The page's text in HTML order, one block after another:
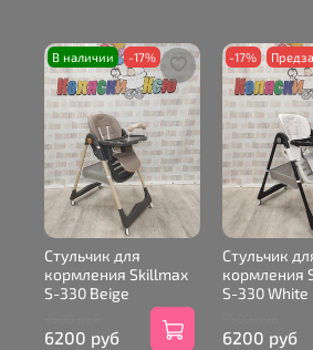
В наличии -17%
Стульчик для
кормления Skillmax
S-330 Beige
6200 руб
-17%
Стульчик
кормления
S-330 White
6200 руб